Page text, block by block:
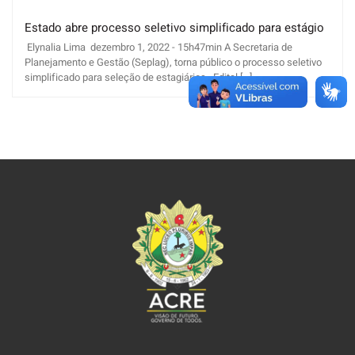
Estado abre processo seletivo simplificado para estágio
Elynalia Lima dezembro 1, 2022 - 15h47min A Secretaria de
Planejamento e Gestão (Seplag), torna público o processo seletivo
simplificado para seleção de estagiários, Edital [...]